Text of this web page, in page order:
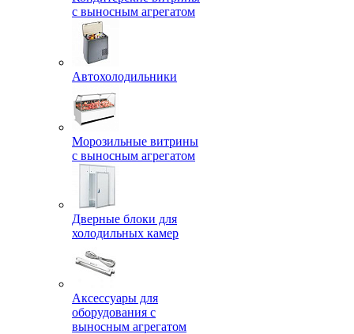
с выносным агрегатом
Автохолодильники
Морозильные витрины
с выносным агрегатом
Дверные блоки для
холодильных камер
Аксессуары для
оборудования с
выносным агрегатом